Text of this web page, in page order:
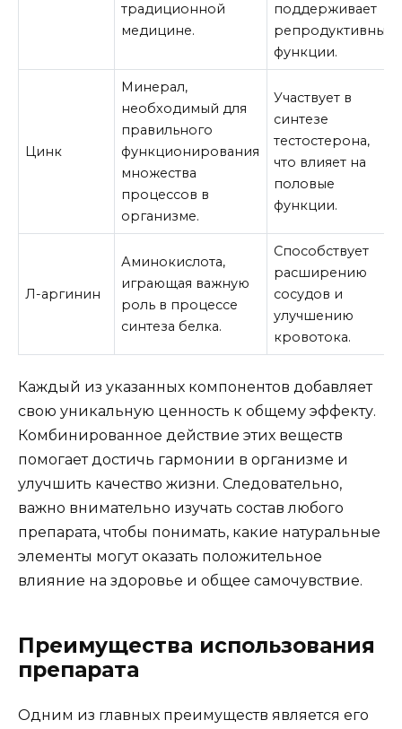
традиционной
медицине.
поддерживает
репродуктивные
функции.
Цинк
Минерал,
необходимый для
правильного
функционирования
множества
процессов в
организме.
Участвует в
синтезе
тестостерона,
что влияет на
половые
функции.
Л-аргинин
Аминокислота,
играющая важную
роль в процессе
синтеза белка.
Способствует
расширению
сосудов и
улучшению
кровотока.
Каждый из указанных компонентов добавляет
свою уникальную ценность к общему эффекту.
Комбинированное действие этих веществ
помогает достичь гармонии в организме и
улучшить качество жизни. Следовательно,
важно внимательно изучать состав любого
препарата, чтобы понимать, какие натуральные
элементы могут оказать положительное
влияние на здоровье и общее самочувствие.
Преимущества использования
препарата
Одним из главных преимуществ является его